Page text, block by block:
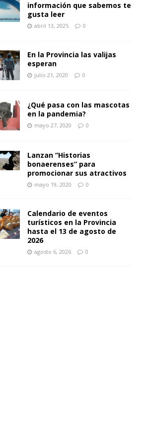
información que sabemos te
gusta leer
abril 13, 2025 0
En la Provincia las valijas
esperan
julio 21, 2020 0
¿Qué pasa con las mascotas
en la pandemia?
mayo 27, 2020 0
Lanzan “Historias
bonaerenses” para
promocionar sus atractivos
mayo 19, 2020 0
Calendario de eventos
turísticos en la Provincia
hasta el 13 de agosto de
2026
agosto 6, 2026 0